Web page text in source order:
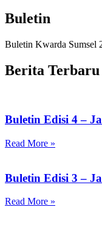
Buletin
Buletin Kwarda Sumsel
Berita Terbaru
Buletin Edisi 4 –
Read More »
Buletin Edisi 3 –
Read More »